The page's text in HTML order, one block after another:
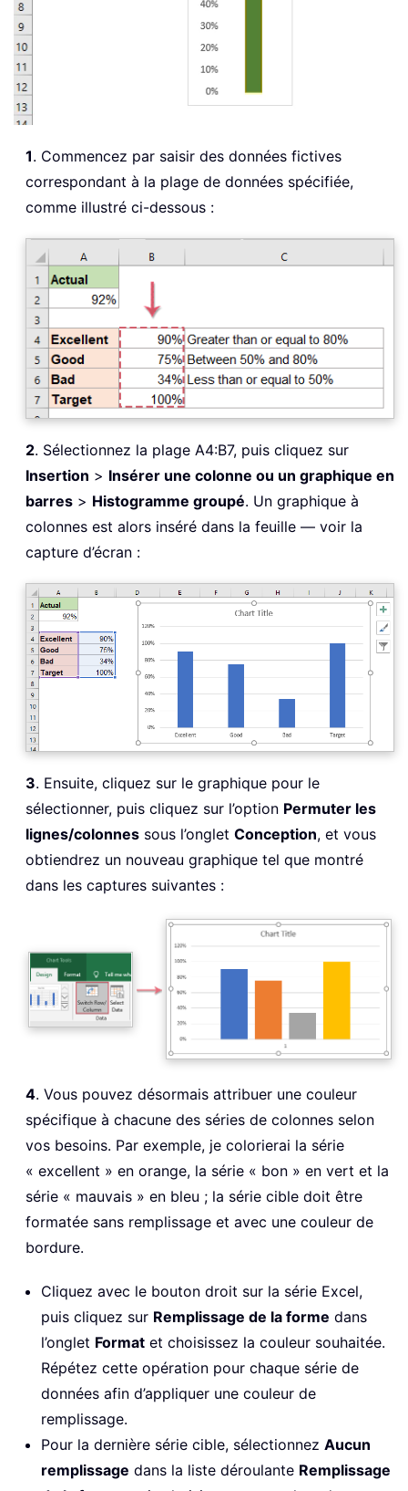
1. Commencez par saisir des données fictives
correspondant à la plage de données spécifiée,
comme illustré ci-dessous :
2. Sélectionnez la plage A4:B7, puis cliquez sur
Insertion > Insérer une colonne ou un graphique en
barres > Histogramme groupé. Un graphique à
colonnes est alors inséré dans la feuille — voir la
capture d’écran :
3. Ensuite, cliquez sur le graphique pour le
sélectionner, puis cliquez sur l’option Permuter les
lignes/colonnes sous l’onglet Conception, et vous
obtiendrez un nouveau graphique tel que montré
dans les captures suivantes :
4. Vous pouvez désormais attribuer une couleur
spécifique à chacune des séries de colonnes selon
vos besoins. Par exemple, je colorierai la série
« excellent » en orange, la série « bon » en vert et la
série « mauvais » en bleu ; la série cible doit être
formatée sans remplissage et avec une couleur de
bordure.
Cliquez avec le bouton droit sur la série Excel,
puis cliquez sur Remplissage de la forme dans
l’onglet Format et choisissez la couleur souhaitée.
Répétez cette opération pour chaque série de
données afin d’appliquer une couleur de
remplissage.
Pour la dernière série cible, sélectionnez Aucun
remplissage dans la liste déroulante Remplissage